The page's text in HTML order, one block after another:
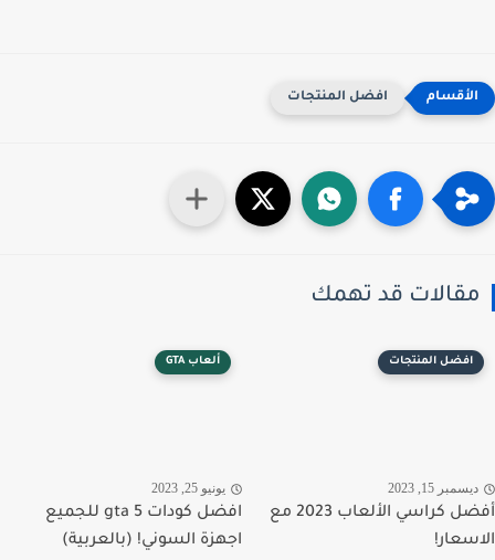
افضل المنتجات
قد تهمك
افضل المنتجات
15, 2023
أفضل كراسي الألعاب 2023 مع
ألعاب GTA
يونيو 25, 2023
افضل كودات gta 5 للجميع
اجهزة السوني! (بالعربية)